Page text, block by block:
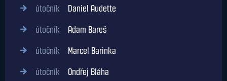
útočník Daniel Audette
útočník Adam Bareš
útočník Marcel Barinka
útočník Ondřej Bláha